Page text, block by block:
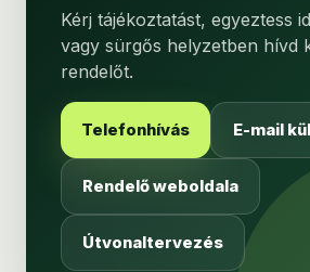
Kérj tájékoztatást, egyeztess
vagy sürgős helyzetben hívd
rendelőt.
Telefonhívás E-mail
Rendelő weboldala
Útvonaltervezés